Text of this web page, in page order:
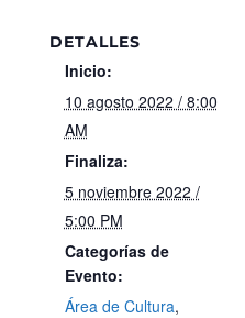
DETALLES
Inicio:
10 agosto 2022 / 8:00
AM
Finaliza:
5 noviembre 2022 /
5:00 PM
Categorías de
Evento:
Área de Cultura,